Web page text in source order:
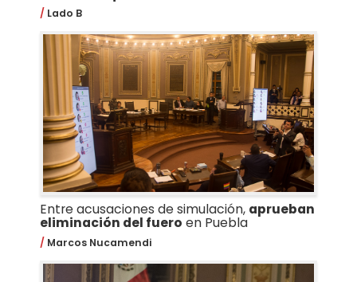
Lado B
Entre acusaciones de simulación, aprueban
eliminación del fuero en Puebla
Marcos Nucamendi